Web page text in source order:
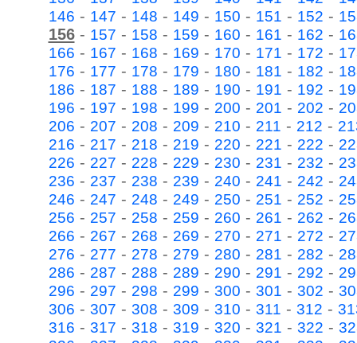
146 - 147 - 148 - 149 - 150 - 151 - 152 -
156- 157 - 158 - 159 - 160 - 161 - 162 -
166 - 167 - 168 - 169 - 170 - 171 - 172 -
176 - 177 - 178 - 179 - 180 - 181 - 182 -
186 - 187 - 188 - 189 - 190 - 191 - 192 -
196 - 197 - 198 - 199 - 200 - 201 - 202 -
206 - 207 - 208 - 209 - 210 - 211 - 212 -
216 - 217 - 218 - 219 - 220 - 221 - 222 -
226 - 227 - 228 - 229 - 230 - 231 - 232 -
236 - 237 - 238 - 239 - 240 - 241 - 242 -
246 - 247 - 248 - 249 - 250 - 251 - 252 -
256 - 257 - 258 - 259 - 260 - 261 - 262 -
266 - 267 - 268 - 269 - 270 - 271 - 272 -
276 - 277 - 278 - 279 - 280 - 281 - 282 -
286 - 287 - 288 - 289 - 290 - 291 - 292 -
296 - 297 - 298 - 299 - 300 - 301 - 302 -
306 - 307 - 308 - 309 - 310 - 311 - 312 -
316 - 317 - 318 - 319 - 320 - 321 - 322 -